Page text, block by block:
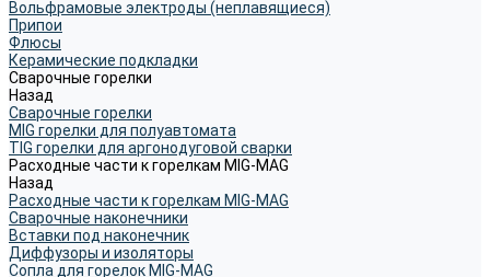
Вольфрамовые электроды (неплавящиеся)
Припои
Флюсы
Керамические подкладки
Сварочные горелки
Назад
Сварочные горелки
MIG горелки для полуавтомата
TIG горелки для аргонодуговой сварки
Расходные части к горелкам MIG-MAG
Назад
Расходные части к горелкам MIG-MAG
Сварочные наконечники
Вставки под наконечник
Диффузоры и изоляторы
Сопла для горелок MIG-MAG